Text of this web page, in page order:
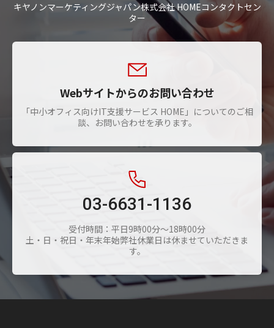
キヤノンマーケティングジャパン株式会社 HOMEコンタクトセン
ター
Webサイトからのお問い合わせ
「中小オフィス向けIT支援サービス HOME」についてのご相
談、お問い合わせを承ります。
03-6631-1136
受付時間：平日9時00分～18時00分
土・日・祝日・年末年始弊社休業日は休ませていただきま
す。